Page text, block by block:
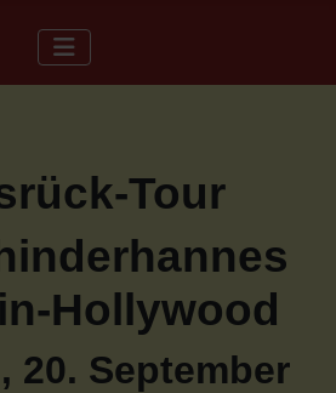
Tour
Hollywood
20. September